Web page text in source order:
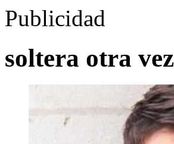
Publicidad
soltera otra vez